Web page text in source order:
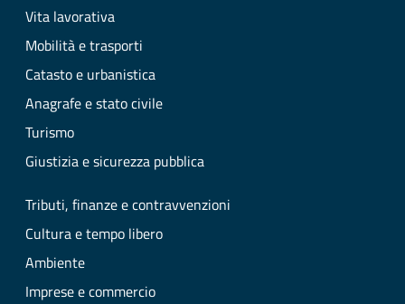
Vita lavorativa
Mobilità e trasporti
Catasto e urbanistica
Anagrafe e stato civile
Turismo
Giustizia e sicurezza pubblica
Tributi, finanze e contravvenzioni
Cultura e tempo libero
Ambiente
Imprese e commercio